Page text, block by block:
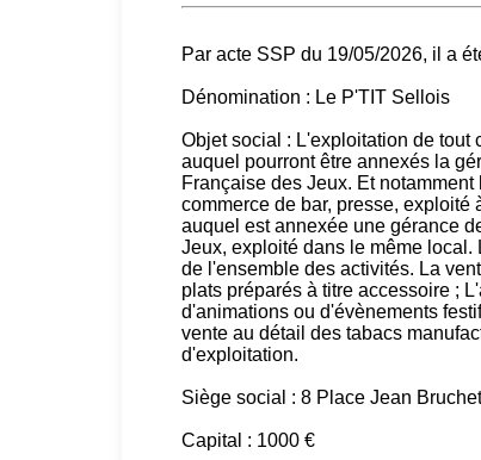
Par acte SSP du 19/05/2026, il a
Dénomination : Le P'TIT Sellois
Objet social : L'exploitation de tout
auquel pourront être annexés la
Française des Jeux. Et
commerce de bar, presse,
auquel est annexée une gérance
Jeux, exploité dans le même
de l'ensemble des activités. La
plats préparés à titre accessoire ;
d'animations ou d'évènements
vente au détail des tabacs
d'exploitation.
Siège social : 8 Place Jean
Capital : 1000 €